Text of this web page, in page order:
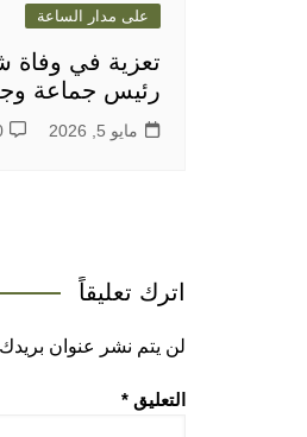
على مدار الساعة
تعزية في وفاة
رئيس جماعة
مايو 5, 2026
اترك تعليقاً
لن يتم نشر عنوان بريدك
التعليق *